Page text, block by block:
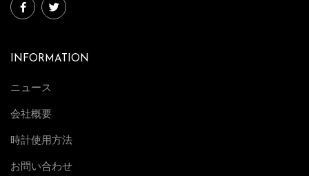
INFORMATION
ニュース
会社概要
時計使用方法
お問い合わせ